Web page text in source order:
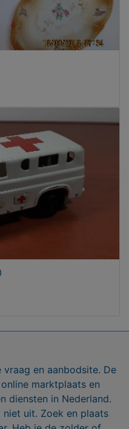
vraag en aanbodsite. De
marktplaats en
diensten in Nederland.
uit. Zoek en plaats